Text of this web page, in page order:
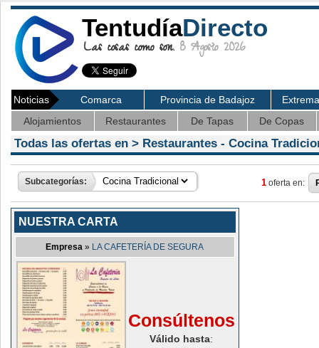
TentudíaDirecto
Las cosas como son. 8 Agosto 2026
Noticias Comarca Provincia de Badajoz
Alojamientos
Restaurantes De Tapas De Copas
Todas las ofertas en > Restaurantes - Cocina
Subcategorías: 1 oferta en:
NUESTRA CARTA
Empresa » LA CAFETERÍA DE SEGURA
Consúltenos
Válido hasta: